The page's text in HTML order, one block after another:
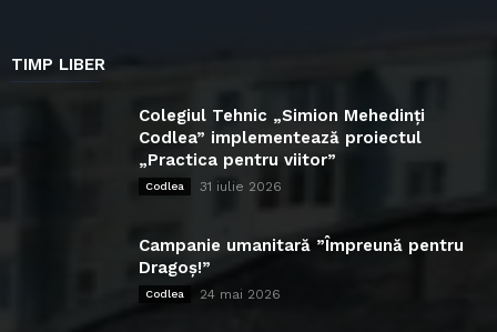
TIMP LIBER
Colegiul Tehnic „Simion Mehedinți
Codlea” implementează proiectul
„Practica pentru viitor”
Codlea 31 iulie 2026
Campanie umanitară ”Împreună pentru
Dragoș!”
Codlea 24 mai 2026